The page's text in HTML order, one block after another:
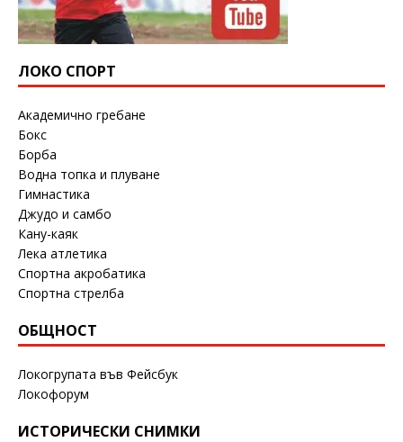
ЛОКО СПОРТ
Академично гребане
Бокс
Борба
Водна топка и плуване
Гимнастика
Джудо и самбо
Кану-каяк
Лека атлетика
Спортна акробатика
Спортна стрелба
ОБЩНОСТ
Локогрупата във Фейсбук
Локофорум
ИСТОРИЧЕСКИ СНИМКИ